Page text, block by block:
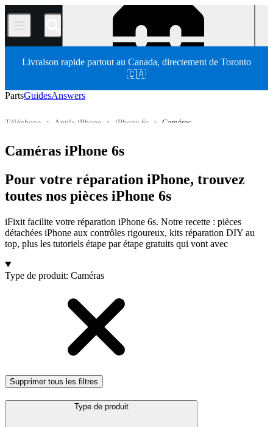
/
Livraison rapide partout au Canada, directement de Toronto
🇨🇦
PartsGuidesAnswers
Caméras
iPhone 6s
Apple iPhone
Téléphone
Caméras iPhone 6s
Pour votre réparation iPhone, trouvez
toutes nos pièces iPhone 6s
iFixit facilite votre réparation iPhone 6s. Notre recette : pièces
détachées iPhone aux contrôles rigoureux, kits réparation DIY au
top, plus les tutoriels étape par étape gratuits qui vont avec
Products
Type de produit: Caméras
Supprimer tous les filtres
Type de produit